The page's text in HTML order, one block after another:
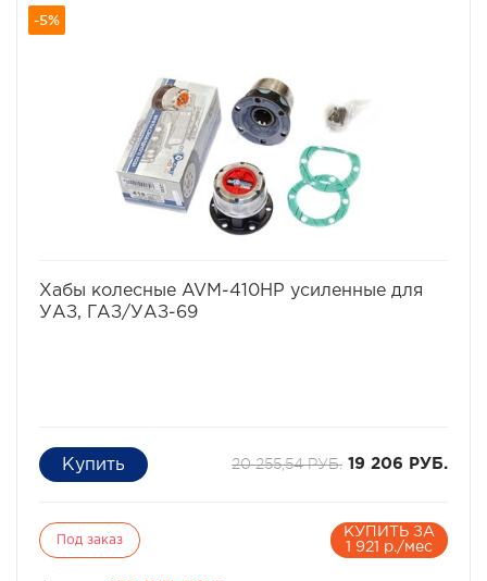
-5%
Хабы колесные AVM-410HP усиленные для
УАЗ, ГАЗ/УАЗ-69
20 255,54 РУБ. 19 206 РУБ.
Под заказ
КУПИТЬ ЗА
1 921 р./мес